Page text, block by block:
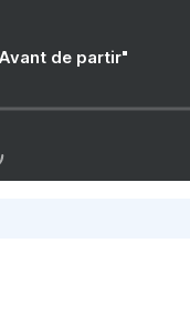
de partir"